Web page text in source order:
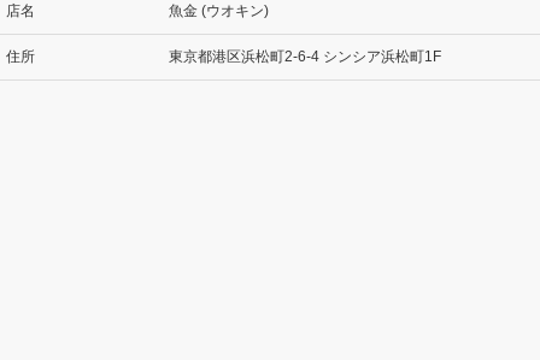
店名 魚金 (ウオキン)
住所 東京都港区浜松町2-6-4 シンシア浜松町1F